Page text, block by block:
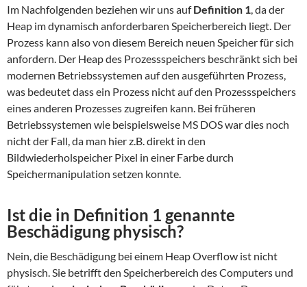
Im Nachfolgenden beziehen wir uns aufDefinition 1, da der
Heap im dynamisch anforderbaren Speicherbereich liegt. Der
Prozess kann also von diesem Bereich neuen Speicher für sich
anfordern. Der Heap des Prozessspeichers beschränkt sich bei
modernen Betriebssystemen auf den ausgeführten Prozess,
was bedeutet dass ein Prozess nicht auf den Prozessspeichers
eines anderen Prozesses zugreifen kann. Bei früheren
Betriebssystemen wie beispielsweise MS DOS war dies noch
nicht der Fall, da man hier z.B. direkt in den
Bildwiederholspeicher Pixel in einer Farbe durch
Speichermanipulation setzen konnte.
Ist die in Definition 1 genannte
Beschädigung physisch?
Nein, die Beschädigung bei einem Heap Overflow ist nicht
physisch. Sie betrifft den Speicherbereich des Computers und